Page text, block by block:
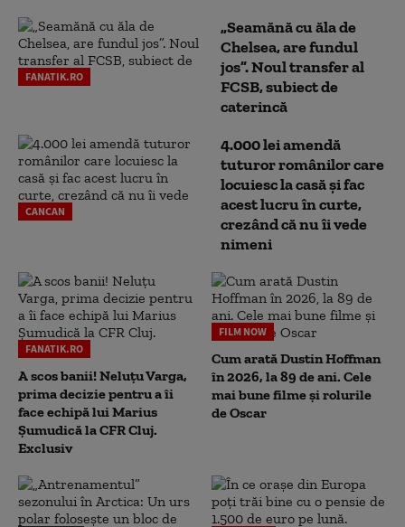
FANATIK.RO
„Seamănă cu ăla de
Chelsea, are fundul
jos”. Noul transfer al
FCSB, subiect de
caterincă
CANCAN
4.000 lei amendă
tuturor românilor care
locuiesc la casă și fac
acest lucru în curte,
crezând că nu îi vede
nimeni
FANATIK.RO
A scos banii! Neluțu Varga,
prima decizie pentru a îi
face echipă lui Marius
Șumudică la CFR Cluj.
Exclusiv
FILM NOW
Cum arată Dustin Hoffman
în 2026, la 89 de ani. Cele
mai bune filme și rolurile
de Oscar